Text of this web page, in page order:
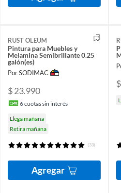
RUST OLEUM
Pintura para Muebles y
Melamina Semibrillante 0.25
galón(es)
Por SODIMAC
$ 23.990
6cuotas sin interés
Llega mañana
Retira mañana
(33)
Agregar